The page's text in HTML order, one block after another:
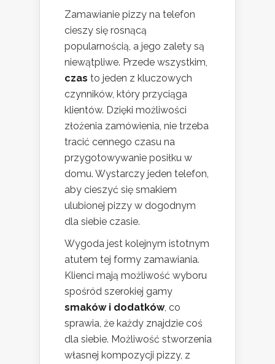
Zamawianie pizzy na telefon
cieszy się rosnącą
popularnością, a jego zalety są
niewątpliwe. Przede wszystkim,
czas to jeden z kluczowych
czynników, który przyciąga
klientów. Dzięki możliwości
złożenia zamówienia, nie trzeba
tracić cennego czasu na
przygotowywanie posiłku w
domu. Wystarczy jeden telefon,
aby cieszyć się smakiem
ulubionej pizzy w dogodnym
dla siebie czasie.
Wygoda jest kolejnym istotnym
atutem tej formy zamawiania.
Klienci mają możliwość wyboru
spośród szerokiej gamy
smaków i dodatków, co
sprawia, że każdy znajdzie coś
dla siebie. Możliwość stworzenia
własnej kompozycji pizzy, z